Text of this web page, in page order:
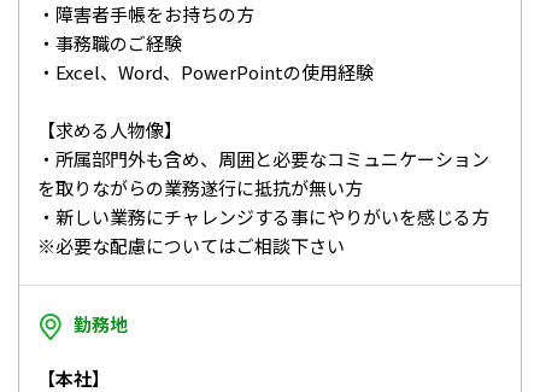
・障害者手帳をお持ちの方
・事務職のご経験
・Excel、Word、PowerPointの使用経験
【求める人物像】
・所属部門外も含め、周囲と必要なコミュニケーション
を取りながらの業務遂行に抵抗が無い方
・新しい業務にチャレンジする事にやりがいを感じる方
※必要な配慮についてはご相談下さい
勤務地
【本社】